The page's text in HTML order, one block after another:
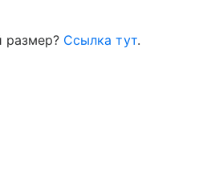
размер? Ссылка тут.